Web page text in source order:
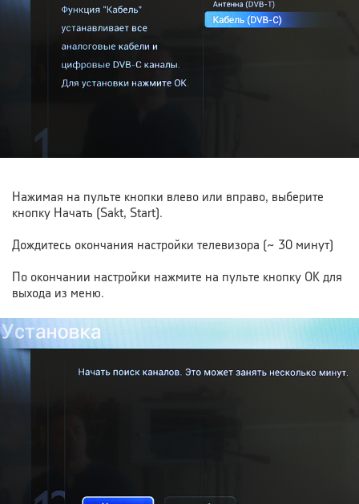
Нажимая на пульте кнопки влево или вправо, выберите
кнопку Начать (Sakt, Start).
Дождитесь окончания настройки телевизора (~ 30 минут)
По окончании настройки нажмите на пульте кнопку OK для
выхода из меню.